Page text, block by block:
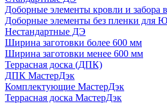
Доборные элементы кровли и забора
Доборные элементы без пленки для
Нестандартные ДЭ
Ширина заготовки более 600 мм
Ширина заготовки менее 600 мм
Террасная доска (ДПК)
ДПК МастерДэк
Комплектующие МастерДэк
Террасная доска МастерДэк